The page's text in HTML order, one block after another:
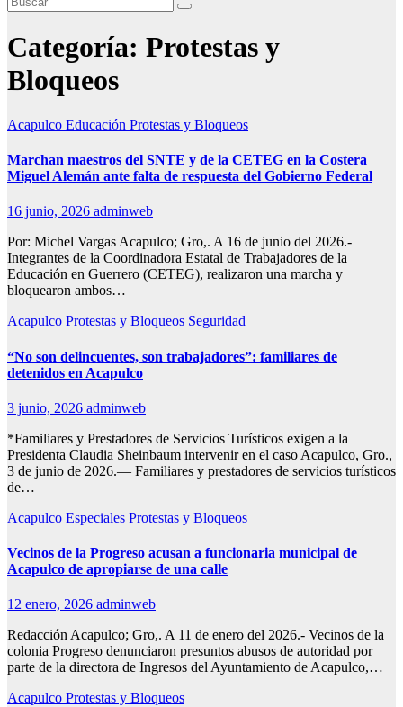
Categoría: Protestas y
Bloqueos
Acapulco Educación Protestas y Bloqueos
Marchan maestros del SNTE y de la CETEG en la Costera
Miguel Alemán ante falta de respuesta del Gobierno Federal
16 junio, 2026 adminweb
Por: Michel Vargas Acapulco; Gro,. A 16 de junio del 2026.-
Integrantes de la Coordinadora Estatal de Trabajadores de la
Educación en Guerrero (CETEG), realizaron una marcha y
bloquearon ambos…
Acapulco Protestas y Bloqueos Seguridad
“No son delincuentes, son trabajadores”: familiares de
detenidos en Acapulco
3 junio, 2026 adminweb
*Familiares y Prestadores de Servicios Turísticos exigen a la
Presidenta Claudia Sheinbaum intervenir en el caso Acapulco, Gro.,
3 de junio de 2026.— Familiares y prestadores de servicios turísticos
de…
Acapulco Especiales Protestas y Bloqueos
Vecinos de la Progreso acusan a funcionaria municipal de
Acapulco de apropiarse de una calle
12 enero, 2026 adminweb
Redacción Acapulco; Gro,. A 11 de enero del 2026.- Vecinos de la
colonia Progreso denunciaron presuntos abusos de autoridad por
parte de la directora de Ingresos del Ayuntamiento de Acapulco,…
Acapulco Protestas y Bloqueos